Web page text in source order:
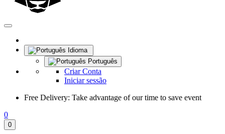
Idioma
Português
Criar Conta
Iniciar sessão
Free Delivery: Take advantage of our time to save event
0
0